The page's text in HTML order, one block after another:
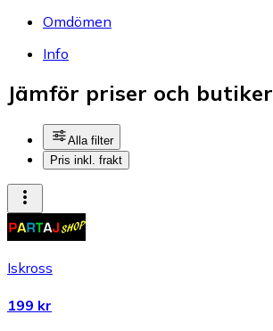
Omdömen
Info
Jämför priser och butiker
Alla filter
Pris inkl. frakt
Iskross
199 kr